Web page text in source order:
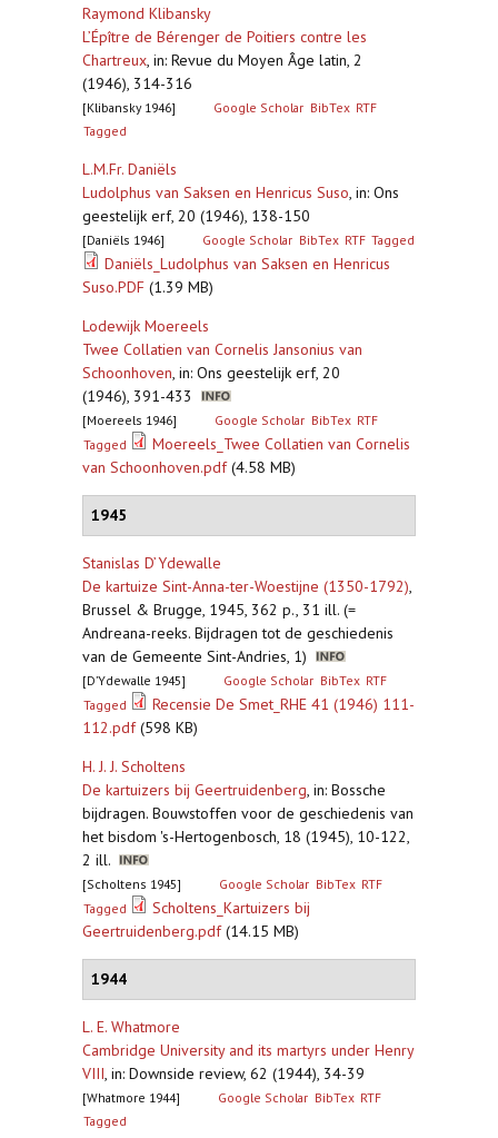
Raymond Klibansky
L’Épître de Bérenger de Poitiers contre les
Chartreux, in: Revue du Moyen Âge latin, 2
(1946), 314-316
[Klibansky 1946] Google Scholar BibTex RTF
Tagged
L.M.Fr. Daniëls
Ludolphus van Saksen en Henricus Suso, in: Ons
geestelijk erf, 20 (1946), 138-150
[Daniëls 1946] Google Scholar BibTex RTF Tagged
Daniëls_Ludolphus van Saksen en Henricus
Suso.PDF (1.39 MB)
Lodewijk Moereels
Twee Collatien van Cornelis Jansonius van
Schoonhoven, in: Ons geestelijk erf, 20
(1946), 391-433
[Moereels 1946] Google Scholar BibTex RTF
Tagged
Moereels_Twee Collatien van Cornelis
van Schoonhoven.pdf(4.58 MB)
1945
Stanislas D’Ydewalle
De kartuize Sint-Anna-ter-Woestijne (1350-1792),
Brussel & Brugge, 1945, 362 p., 31 ill. (=
Andreana-reeks. Bijdragen tot de geschiedenis
van de Gemeente Sint-Andries, 1)
[D’Ydewalle 1945] Google Scholar BibTex RTF
Tagged
Recensie De Smet_RHE 41 (1946) 111-
112.pdf(598 KB)
H. J. J. Scholtens
De kartuizers bij Geertruidenberg, in: Bossche
bijdragen. Bouwstoffen voor de geschiedenis van
het bisdom 's-Hertogenbosch, 18 (1945), 10-122,
2 ill.
[Scholtens 1945] Google Scholar BibTex RTF
Tagged
Scholtens_Kartuizers bij
Geertruidenberg.pdf(14.15 MB)
1944
L. E. Whatmore
Cambridge University and its martyrs under Henry
VIII, in: Downside review, 62 (1944), 34-39
[Whatmore 1944] Google Scholar BibTex RTF
Tagged